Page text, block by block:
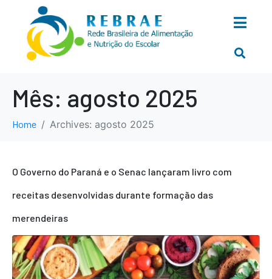
Mês: agosto 2025
Home Archives: agosto 2025
O Governo do Paraná e o Senac lançaram livro com
receitas desenvolvidas durante formação das
merendeiras